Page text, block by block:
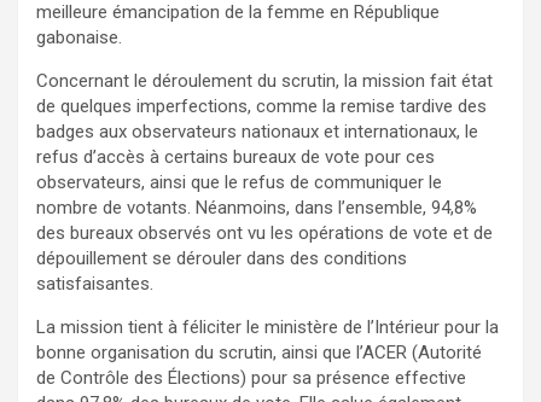
meilleure émancipation de la femme en République
gabonaise.
Concernant le déroulement du scrutin, la mission fait état
de quelques imperfections, comme la remise tardive des
badges aux observateurs nationaux et internationaux, le
refus d’accès à certains bureaux de vote pour ces
observateurs, ainsi que le refus de communiquer le
nombre de votants. Néanmoins, dans l’ensemble, 94,8%
des bureaux observés ont vu les opérations de vote et de
dépouillement se dérouler dans des conditions
satisfaisantes.
La mission tient à féliciter le ministère de l’Intérieur pour la
bonne organisation du scrutin, ainsi que l’ACER (Autorité
de Contrôle des Élections) pour sa présence effective